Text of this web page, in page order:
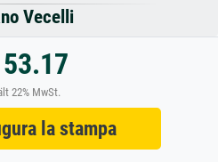
Vecelli
22% MwSt.
la stampa